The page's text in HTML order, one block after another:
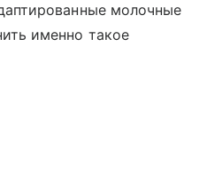
молочные
именно такое